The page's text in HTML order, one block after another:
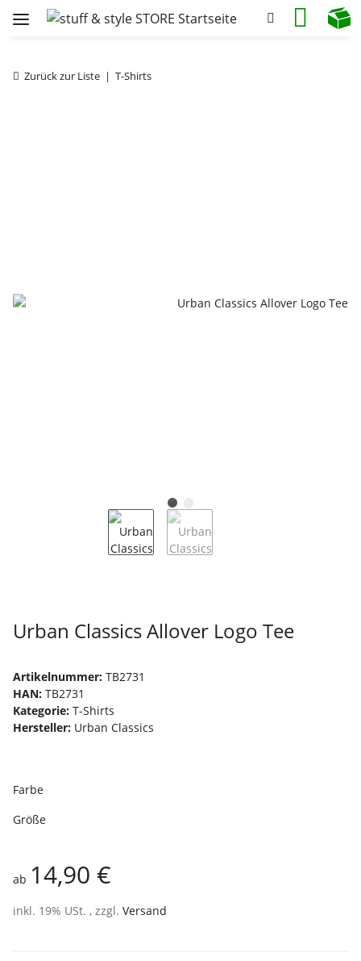
Zurück zur Liste T-Shirts
Urban Classics Allover Logo Tee
Artikelnummer: TB2731
HAN: TB2731
Kategorie: T-Shirts
Hersteller: Urban Classics
Farbe
Größe
ab 14,90 €
inkl. 19% USt. , zzgl. Versand